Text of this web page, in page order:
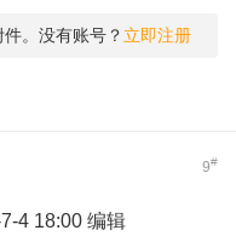
。没有账号？ 立即注册
9#
4 18:00 编辑